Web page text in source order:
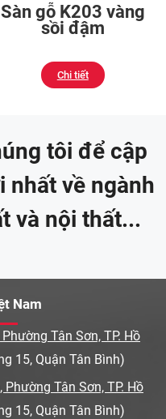
Sàn gỗ K203 vàng
sồi đậm
Chi tiết
tôi để cập
nhất về ngành
và nội thất...
Nam
Tân Sơn, TP. Hồ
15, Quận Tân Bình)
Phường Tân Sơn, TP. Hồ
15, Quận Tân Bình)